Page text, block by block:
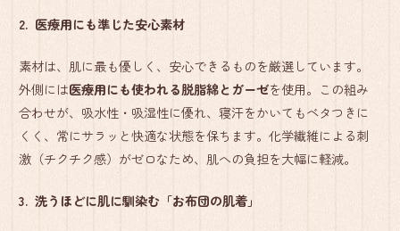
2. 医療用にも準じた安心素材
素材は、肌に最も優しく、安心できるものを厳選しています。
外側には医療用にも使われる脱脂綿とガーゼを使用。この組み
合わせが、吸水性・吸湿性に優れ、寝汗をかいてもベタつきに
くく、常にサラッと快適な状態を保ちます。化学繊維による刺
激（チクチク感）がゼロなため、肌への負担を大幅に軽減。
3. 洗うほどに肌に馴染む「お布団の肌着」